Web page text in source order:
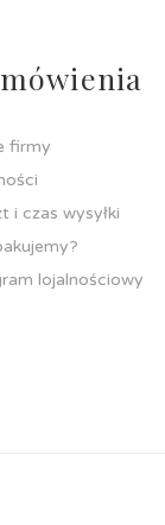
firmy
i czas wysyłki
lojalnościowy